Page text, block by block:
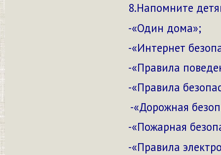
8.Напомните
-«Один дома»;
-«Интернет
-«Правила
-«Правила
-«Дорожная
-«Пожарная
-«Правила